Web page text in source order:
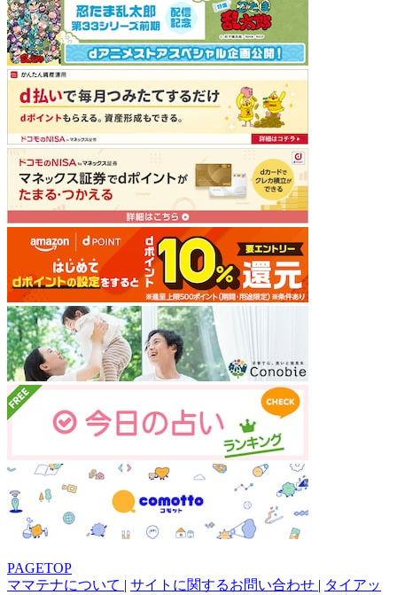
PAGETOP
ママテナについて | サイトに関するお問い合わせ | タイアッ